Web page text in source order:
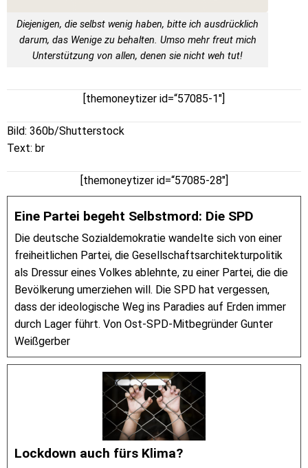
Diejenigen, die selbst wenig haben, bitte ich ausdrücklich
darum, das Wenige zu behalten. Umso mehr freut mich
Unterstützung von allen, denen sie nicht weh tut!
[themoneytizer id=“57085-1″]
Bild: 360b/Shutterstock
Text: br
[themoneytizer id=“57085-28″]
Eine Partei begeht Selbstmord: Die SPD
Die deutsche Sozialdemokratie wandelte sich von einer
freiheitlichen Partei, die Gesellschaftsarchitekturpolitik
als Dressur eines Volkes ablehnte, zu einer Partei, die die
Bevölkerung umerziehen will. Die SPD hat vergessen,
dass der ideologische Weg ins Paradies auf Erden immer
durch Lager führt. Von Ost-SPD-Mitbegründer Gunter
Weißgerber
Lockdown auch fürs Klima?